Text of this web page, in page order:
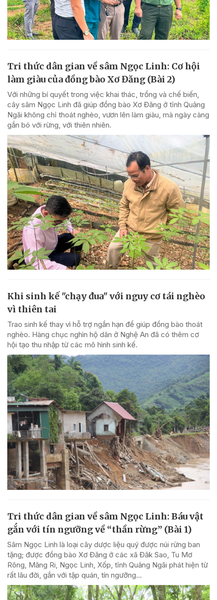
Tri thức dân gian về sâm Ngọc Linh: Cơ hội
làm giàu của đồng bào Xơ Đăng (Bài 2)
Với những bí quyết trong việc khai thác, trồng và chế biến,
cây sâm Ngọc Linh đã giúp đồng bào Xơ Đăng ở tỉnh Quảng
Ngãi không chỉ thoát nghèo, vươn lên làm giàu, mà ngày càng
gắn bó với rừng, với thiên nhiên.
Khi sinh kế "chạy đua" với nguy cơ tái nghèo
vì thiên tai
Trao sinh kế thay vì hỗ trợ ngắn hạn để giúp đồng bào thoát
nghèo. Hàng chục nghìn hộ dân ở Nghệ An đã có thêm cơ
hội tạo thu nhập từ các mô hình sinh kế.
Tri thức dân gian về sâm Ngọc Linh: Báu vật
gắn với tín ngưỡng về “thần rừng” (Bài 1)
Sâm Ngọc Linh là loại cây dược liệu quý được núi rừng ban
tặng; được đồng bào Xơ Đăng ở các xã Đăk Sao, Tu Mơ
Rông, Măng Ri, Ngọc Linh, Xốp, tỉnh Quảng Ngãi phát hiện từ
rất lâu đời, gắn với tập quán, tín ngưỡng...